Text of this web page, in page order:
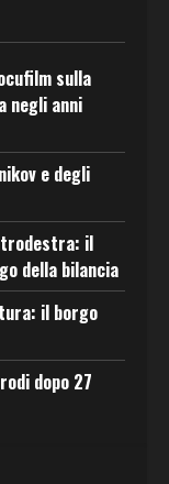
sulla
negli anni
e degli
il
della bilancia
il borgo
dopo 27